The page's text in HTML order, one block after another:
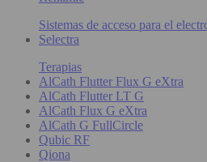
Sistemas de acceso para el
Selectra
Terapias
AlCath Flutter Flux G eXtra
AlCath Flutter LT G
AlCath Flux G eXtra
AlCath G FullCircle
Qubic RF
Qiona